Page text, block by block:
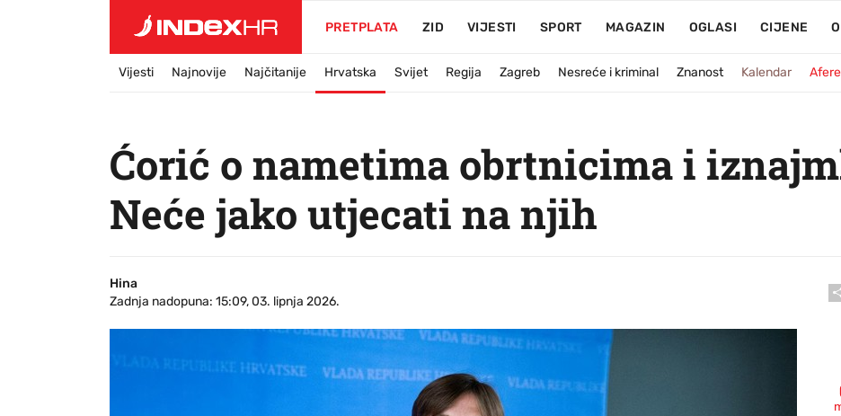
PRETPLATA ZID VIJESTI SPORT MAGAZIN OGLASI CIJENE
Vijesti Najnovije Najčitanije Hrvatska Svijet Regija Zagreb Nesreće i kriminal Znanost Kalendar Afere
Ćorić o nametima obrtnicima i
Neće jako utjecati na njih
Hina
Zadnja nadopuna: 15:09, 03. lipnja 2026.